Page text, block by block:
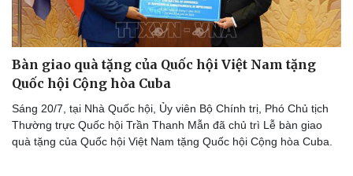
Bàn giao quà tặng của Quốc hội Việt Nam tặng
Quốc hội Cộng hòa Cuba
Sáng 20/7, tại Nhà Quốc hội, Ủy viên Bộ Chính trị, Phó Chủ tịch
Thường trực Quốc hội Trần Thanh Mẫn đã chủ trì Lễ bàn giao
quà tặng của Quốc hội Việt Nam tặng Quốc hội Cộng hòa Cuba.